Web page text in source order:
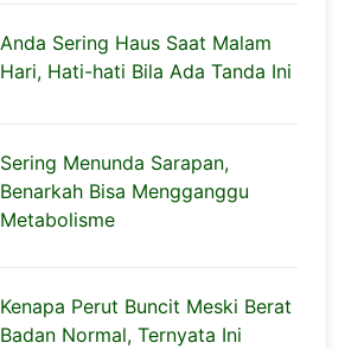
Anda Sering Haus Saat Malam
Hari, Hati-hati Bila Ada Tanda Ini
Sering Menunda Sarapan,
Benarkah Bisa Mengganggu
Metabolisme
Kenapa Perut Buncit Meski Berat
Badan Normal, Ternyata Ini